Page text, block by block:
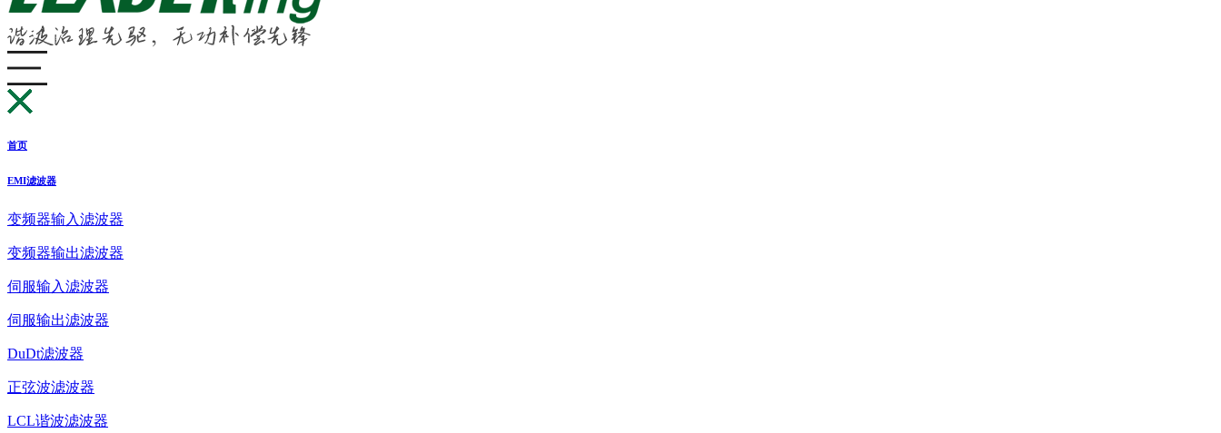
首页
EMI滤波器
变频器输入滤波器
变频器输出滤波器
伺服输入滤波器
伺服输出滤波器
DuDt滤波器
正弦波滤波器
LCL谐波滤波器